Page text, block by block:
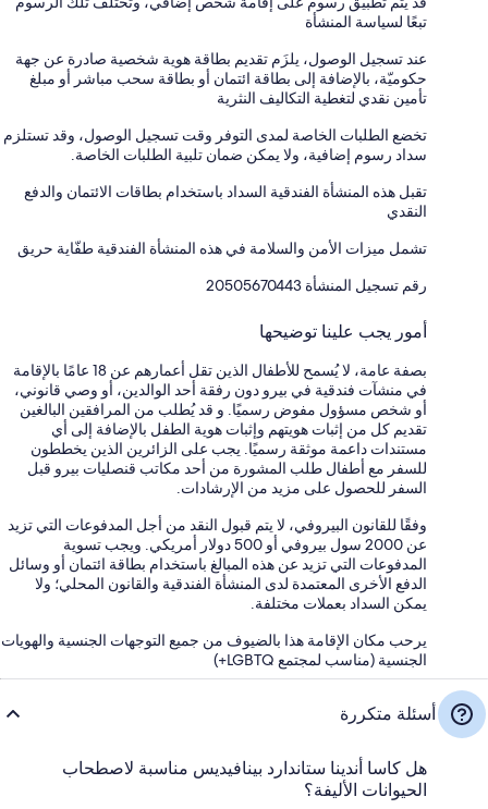
تبعًا لسياسة المنشأة
عند تسجيل الوصول، يلزَم تقديم بطاقة هوية شخصية صادرة عن جهة
حكوميّة، بالإضافة إلى بطاقة ائتمان أو بطاقة سحب مباشر أو مبلغ
تأمين نقدي لتغطية التكاليف النثرية
تخضع الطلبات الخاصة لمدى التوفر وقت تسجيل الوصول، وقد تستلزم
سداد رسوم إضافية، ولا يمكن ضمان تلبية الطلبات الخاصة.
تقبل هذه المنشأة الفندقية السداد باستخدام بطاقات الائتمان والدفع
النقدي
تشمل ميزات الأمن والسلامة في هذه المنشأة الفندقية طفّاية حريق
رقم تسجيل المنشأة ⁦20505670443⁩
أمور يجب علينا توضيحها
بصفة عامة، لا يُسمح للأطفال الذين تقل أعمارهم عن 18 عامًا بالإقامة
في منشآت فندقية في بيرو دون رفقة أحد الوالدين، أو وصي قانوني،
أو شخص مسؤول مفوض رسميًا. و قد يُطلب من المرافقين البالغين
تقديم كل من إثبات هويتهم وإثبات هوية الطفل بالإضافة إلى أي
مستندات داعمة موثقة رسميًا. يجب على الزائرين الذين يخططون
للسفر مع أطفال طلب المشورة من أحد مكاتب قنصليات بيرو قبل
السفر للحصول على مزيد من الإرشادات.
وفقًا للقانون البيروفي، لا يتم قبول النقد من أجل المدفوعات التي تزيد
عن 2000 سول بيروفي أو 500 دولار أمريكي. ويجب تسوية
المدفوعات التي تزيد عن هذه المبالغ باستخدام بطاقة ائتمان أو وسائل
الدفع الأخرى المعتمدة لدى المنشأة الفندقية والقانون المحلي؛ ولا
يمكن السداد بعملات مختلفة.
يرحب مكان الإقامة هذا بالضيوف من جميع التوجهات الجنسية والهويات
الجنسية (مناسب لمجتمع LGBTQ+)
أسئلة متكررة
هل كاسا أندينا ستاندارد بينافيديس مناسبة لاصطحاب
الحيوانات الأليفة؟